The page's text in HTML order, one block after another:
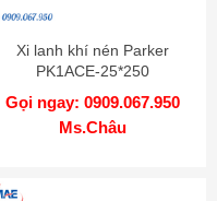
Xi lanh khí nén Parker
PK1ACE-25*250
Gọi ngay: 0909.067.950
Ms.Châu